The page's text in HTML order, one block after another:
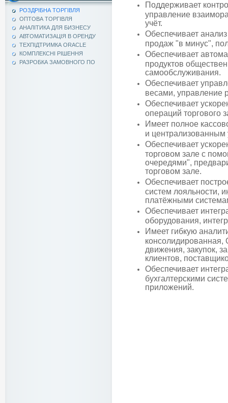
РОЗДРІБНА ТОРГІВЛЯ
ОПТОВА ТОРГІВЛЯ
АНАЛІТИКА ДЛЯ БИЗНЕСУ
АВТОМАТИЗАЦІЯ В ОРЕНДУ
ТЕХПІДТРИМКА ORACLE
КОМПЛЕКСНІ РІШЕННЯ
РАЗРОБКА ЗАМОВНОГО ПО
Поддерживает
управление
учёт.
Обеспечивает
продаж "в минус",
Обеспечивает
продуктов
самообслуживания.
Обеспечивает
весами, управление
Обеспечивает
операций
Имеет полное
и централизованным
Обеспечивает
торговом зале с
очередями",
торговом зале.
Обеспечивает
систем лояльности,
платёжными
Обеспечивает
оборудования,
Имеет гибкую
консолидированная,
движения, закупок,
клиентов,
Обеспечивает
бухгалтерскими
приложений.